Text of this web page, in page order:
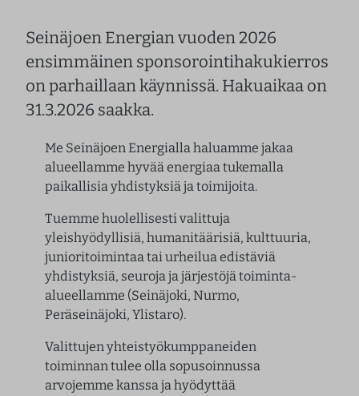
Seinäjoen Energian vuoden 2026
ensimmäinen sponsorointihakukierros
on parhaillaan käynnissä. Hakuaikaa on
31.3.2026 saakka.
Me Seinäjoen Energialla haluamme jakaa
alueellamme hyvää energiaa tukemalla
paikallisia yhdistyksiä ja toimijoita.
Tuemme huolellisesti valittuja
yleishyödyllisiä, humanitäärisiä, kulttuuria,
junioritoimintaa tai urheilua edistäviä
yhdistyksiä, seuroja ja järjestöjä toiminta-
alueellamme (Seinäjoki, Nurmo,
Peräseinäjoki, Ylistaro).
Valittujen yhteistyökumppaneiden
toiminnan tulee olla sopusoinnussa
arvojemme kanssa ja hyödyttää